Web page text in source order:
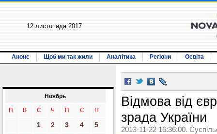
12 листопада 2017
Анонс Щоб ми так жили Аналітика Регіони Освіта
Ноябрь
П В С Ч П С Н
1 2 3 4
5
Відмова від
зрада України
2013-11-22 16:36:00.